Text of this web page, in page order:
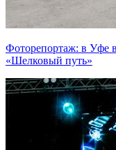
Фоторепортаж: в Уфе
«Шелковый путь»